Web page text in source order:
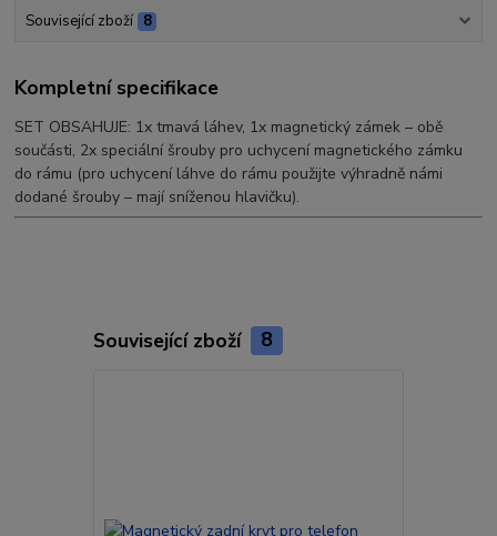
Související zboží 8
Kompletní specifikace
SET OBSAHUJE: 1x tmavá láhev, 1x magnetický zámek – obě
součásti, 2x speciální šrouby pro uchycení magnetického zámku
do rámu (pro uchycení láhve do rámu použijte výhradně námi
dodané šrouby – mají sníženou hlavičku).
Související zboží 8